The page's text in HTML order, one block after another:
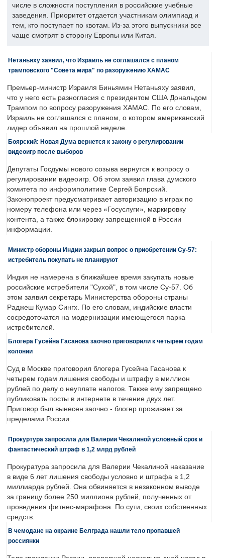
числе в сложности поступления в российские учебные
заведения. Приоритет отдается участникам олимпиад и
тем, кто поступает по квотам. Из-за этого выпускники все
чаще смотрят в сторону Европы или Китая.
Нетаньяху заявил, что Израиль не соглашался с планом
трамповского "Совета мира" по разоружению ХАМАС
Премьер-министр Израиля Биньямин Нетаньяху заявил,
что у него есть разногласия с президентом США Дональдом
Трампом по вопросу разоружения ХАМАС. По его словам,
Израиль не соглашался с планом, о котором американский
лидер объявил на прошлой неделе.
Боярский: Новая Дума вернется к закону о регулировании
видеоигр после выборов
Депутаты Госдумы нового созыва вернутся к вопросу о
регулировании видеоигр. Об этом заявил глава думского
комитета по информполитике Сергей Боярский.
Законопроект предусматривает авторизацию в играх по
номеру телефона или через «Госуслуги», маркировку
контента, а также блокировку запрещенной в России
информации.
Министр обороны Индии закрыл вопрос о приобретении Су-57:
истребитель покупать не планируют
Индия не намерена в ближайшее время закупать новые
российские истребители "Сухой", в том числе Су-57. Об
этом заявил секретарь Министерства обороны страны
Раджеш Кумар Сингх. По его словам, индийские власти
сосредоточатся на модернизации имеющегося парка
истребителей.
Блогера Гусейна Гасанова заочно приговорили к четырем годам
колонии
Суд в Москве приговорил блогера Гусейна Гасанова к
четырем годам лишения свободы и штрафу в миллион
рублей по делу о неуплате налогов. Также ему запрещено
публиковать посты в интернете в течение двух лет.
Приговор был вынесен заочно - блогер проживает за
пределами России.
Прокуртура запросила для Валерии Чекалиной условный срок и
фантастический штраф в 1,2 млрд рублей
Прокуратура запросила для Валерии Чекалиной наказание
в виде 6 лет лишения свободы условно и штрафа в 1,2
миллиарда рублей. Она обвиняется в незаконном выводе
за границу более 250 миллиона рублей, полученных от
проведения фитнес-марафона. По сути, своих собственных
средств.
В чемодане на окраине Белграда нашли тело пропавшей
россиянки